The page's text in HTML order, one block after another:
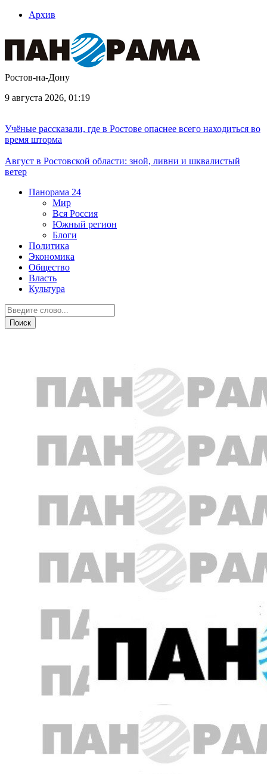
Архив
Ростов-на-Дону
9 августа 2026, 01:19
Учёные рассказали, где в Ростове опаснее всего находиться во
время шторма
Август в Ростовской области: зной, ливни и шквалистый
ветер
Панорама 24
Мир
Вся Россия
Южный регион
Блоги
Политика
Экономика
Общество
Власть
Культура